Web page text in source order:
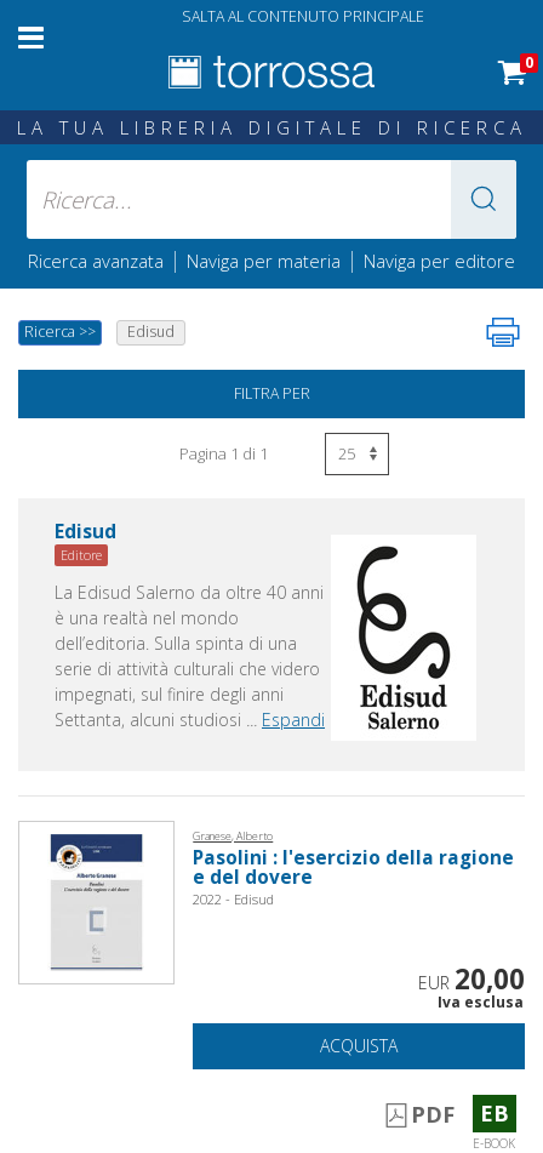
SALTA AL CONTENUTO PRINCIPALE
0
LA TUA LIBRERIA DIGITALE DI RICERCA
Ricerca avanzata | Naviga per materia | Naviga per editore
Ricerca >> Edisud
FILTRA PER
Pagina 1 di 1
Edisud
Editore
La Edisud Salerno da oltre 40 anni
è una realtà nel mondo
dell’editoria. Sulla spinta di una
serie di attività culturali che videro
impegnati, sul finire degli anni
Settanta, alcuni studiosi
Espandi
Granese, Alberto
Pasolini : l'esercizio della ragione
e del dovere
2022 - Edisud
EUR 20,00
Iva esclusa
ACQUISTA
PDF EB
E-BOOK